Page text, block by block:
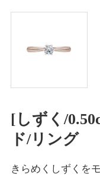
[しずく/
ド/リング
きらめくしずくを